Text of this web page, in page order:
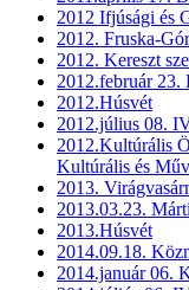
2012 Ifjúsági és
2012. Fruska-
2012. Kereszt
2012.február 23.
2012.Húsvét
2012.július 08.
2012.Kultúrális
Kultúrális és
2013.
2013.03.23.
2013.Húsvét
2014.09.18.
2014.január 06.